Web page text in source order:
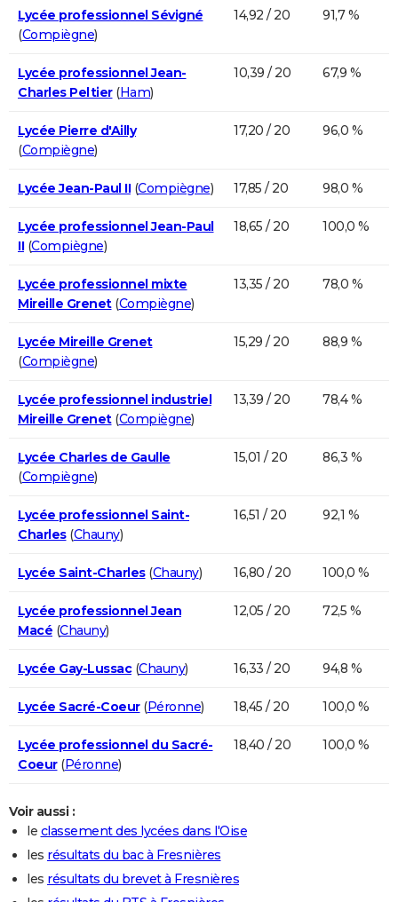
Lycée professionnel Sévigné
(Compiègne)
14,92 / 20 91,7 %
Lycée professionnel Jean-
Charles Peltier(Ham)
10,39 / 20 67,9 %
Lycée Pierre d'Ailly
(Compiègne)
17,20 / 20 96,0 %
Lycée Jean-Paul II(Compiègne) 17,85 / 20 98,0 %
Lycée professionnel Jean-Paul
II(Compiègne)
18,65 / 20 100,0 %
Lycée professionnel mixte
Mireille Grenet(Compiègne)
13,35 / 20 78,0 %
Lycée Mireille Grenet
(Compiègne)
15,29 / 20 88,9 %
Lycée professionnel industriel
Mireille Grenet(Compiègne)
13,39 / 20 78,4 %
Lycée Charles de Gaulle
(Compiègne)
15,01 / 20 86,3 %
Lycée professionnel Saint-
Charles(Chauny)
16,51 / 20 92,1 %
Lycée Saint-Charles(Chauny) 16,80 / 20 100,0 %
Lycée professionnel Jean
Macé (Chauny)
12,05 / 20 72,5 %
Lycée Gay-Lussac(Chauny) 16,33 / 20 94,8 %
Lycée Sacré-Coeur(Péronne) 18,45 / 20 100,0 %
Lycée professionnel du Sacré-
Coeur(Péronne)
18,40 / 20 100,0 %
Voir aussi :
le classement des lycées dans l'Oise
les résultats du bac à Fresnières
les résultats du brevet à Fresnières